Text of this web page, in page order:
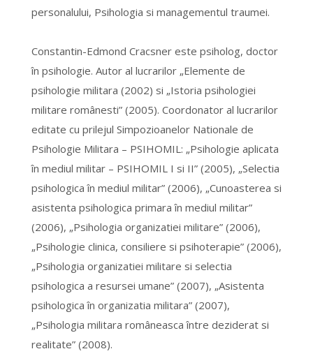
personalului, Psihologia si managementul traumei.
Constantin-Edmond Cracsner este psiholog, doctor
în psihologie. Autor al lucrarilor „Elemente de
psihologie militara (2002) si „Istoria psihologiei
militare românesti” (2005). Coordonator al lucrarilor
editate cu prilejul Simpozioanelor Nationale de
Psihologie Militara – PSIHOMIL: „Psihologie aplicata
în mediul militar – PSIHOMIL I si II” (2005), „Selectia
psihologica în mediul militar” (2006), „Cunoasterea si
asistenta psihologica primara în mediul militar”
(2006), „Psihologia organizatiei militare” (2006),
„Psihologie clinica, consiliere si psihoterapie” (2006),
„Psihologia organizatiei militare si selectia
psihologica a resursei umane” (2007), „Asistenta
psihologica în organizatia militara” (2007),
„Psihologia militara româneasca între deziderat si
realitate” (2008).